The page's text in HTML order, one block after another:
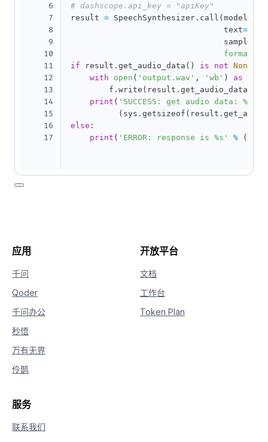
6
7
8
9
10
11
12
13
14
15
16
17
# dashscope.api_key = "apiKey"
result = SpeechSynthesizer . call ( model=
                                text
=
format
if result . get_audio_data ( ) is not None
with
open ( 'output.wav' , 'wb' ) as
        f
. write ( result . get_audio_data
print ( 'SUCCESS: get audio data:
( sys . getsizeof ( result .
else :
print ( 'ERROR: response is %s' % (
应用
千问
Qoder
千问办公
秒悟
万有无界
伶鹊
开放平台
文档
工作台
Token Plan
服务
联系我们